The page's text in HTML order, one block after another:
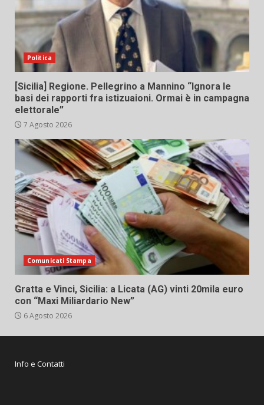
Politica
[Sicilia] Regione. Pellegrino a Mannino “Ignora le
basi dei rapporti fra istizuaioni. Ormai è in campagna
elettorale”
7 Agosto 2026
Comunicati Stampa
Gratta e Vinci, Sicilia: a Licata (AG) vinti 20mila euro
con “Maxi Miliardario New”
6 Agosto 2026
Info e Contatti